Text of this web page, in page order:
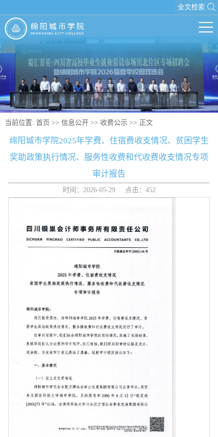
全文检索
当前位置: 首页 >> 信息公开 >> 收费公示 >> 正文
绵阳城市学院2025年学费、住宿费收支情况、贫困学生
奖助政策执行情况、服务性收费和代收费收支情况专项
审计报告
时间：2026-05-29 点击： 452